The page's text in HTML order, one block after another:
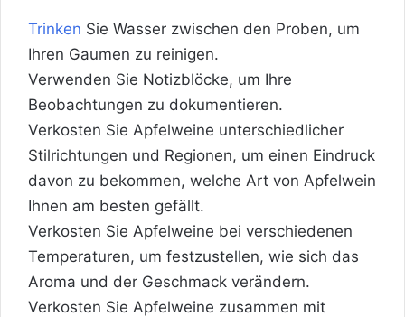
Trinken Sie Wasser zwischen den Proben, um
Ihren Gaumen zu reinigen.
Verwenden Sie Notizblöcke, um Ihre
Beobachtungen zu dokumentieren.
Verkosten Sie Apfelweine unterschiedlicher
Stilrichtungen und Regionen, um einen Eindruck
davon zu bekommen, welche Art von Apfelwein
Ihnen am besten gefällt.
Verkosten Sie Apfelweine bei verschiedenen
Temperaturen, um festzustellen, wie sich das
Aroma und der Geschmack verändern.
Verkosten Sie Apfelweine zusammen mit